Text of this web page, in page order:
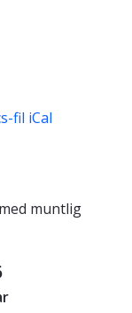
fil iCal
muntlig